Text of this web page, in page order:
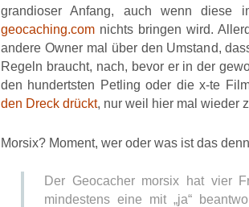
grandioser Anfang, auch wenn diese
geocaching.com nichts bringen wird.
andere Owner mal über den Umstand,
Regeln braucht, nach, bevor er in der
den hundertsten Petling oder die x-te
den Dreck drückt, nur weil hier mal wieder
Morsix? Moment, wer oder was ist das
Der Geocacher morsix hat vier
mindestens eine mit „ja“